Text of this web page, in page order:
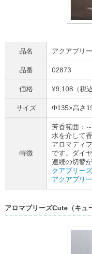
品名 アクアブリ
品番 02873
価格 ¥9,108（税込
サイズ Φ135×高さ
特徴
芳香範囲：
水を介して
アロマディ
です。ダイ
連続の切替
クアブリー
アクアブリ
アロマブリーズCute（キュ